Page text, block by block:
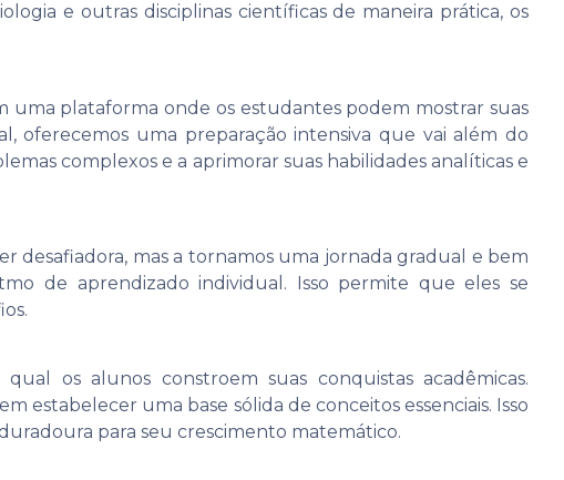
e outras disciplinas científicas de maneira prática, os
uma plataforma onde os estudantes podem mostrar suas
oferecemos uma preparação intensiva que vai além do
complexos e a aprimorar suas habilidades analíticas e
desafiadora, mas a tornamos uma jornada gradual e bem
de aprendizado individual. Isso permite que eles se
os alunos constroem suas conquistas acadêmicas.
estabelecer uma base sólida de conceitos essenciais. Isso
para seu crescimento matemático.